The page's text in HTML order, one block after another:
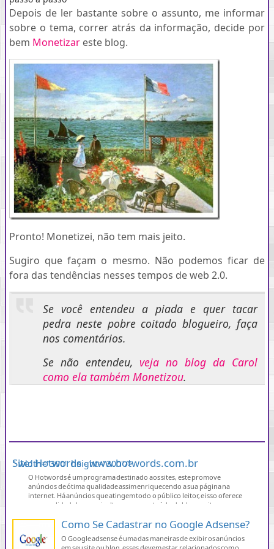
Depois de ler bastante sobre o assunto, me informar
sobre o tema, correr atrás da informação, decide por
bem Monetizar este blog.
Pronto! Monetizei, não tem mais jeito.
Sugiro que façam o mesmo. Não podemos ficar de
fora das tendências nesses tempos de web 2.0.
Se você entendeu a piada e quer tacar
pedra neste pobre coitado blogueiro, faça
nos comentários.
Se não entendeu,veja no blog da Carol
como ela também Monetizou.
" width="300" height="300"/>
Site: Hotwords - www.hotwords.com.br
O Hotwords é um programa destinado aos sites, este promove
anúncios de ótima qualidade assim enriquecendo a sua página na
internet. Há anúncios que atingem todo o público leitor, e isso oferece
uma qualidade bem mais alta em seu conteúdo de blogs e sites,
disponibilizada aos sites […]
Como Se Cadastrar no Google Adsense?
O Google adsense é uma das maneiras de exibir os anúncios